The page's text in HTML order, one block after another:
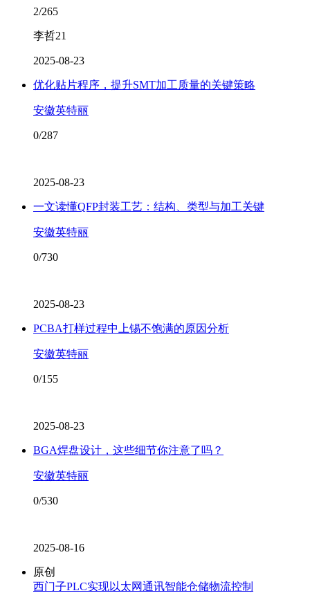
2/265
李哲21
2025-08-23
优化贴片程序，提升SMT加工质量的关键策略
安徽英特丽
0/287
2025-08-23
一文读懂QFP封装工艺：结构、类型与加工关键
安徽英特丽
0/730
2025-08-23
PCBA打样过程中上锡不饱满的原因分析
安徽英特丽
0/155
2025-08-23
BGA焊盘设计，这些细节你注意了吗？
安徽英特丽
0/530
2025-08-16
原创
西门子PLC实现以太网通讯智能仓储物流控制